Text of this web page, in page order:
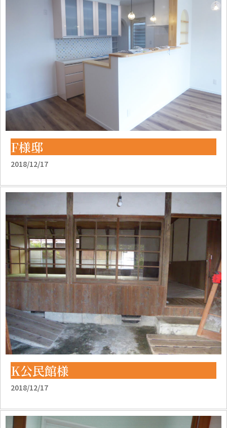
F様邸
2018/12/17
K公民館様
2018/12/17